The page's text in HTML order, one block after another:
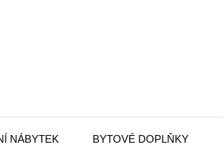
NÁBYTEK BYTOVÉ DOPLŇKY